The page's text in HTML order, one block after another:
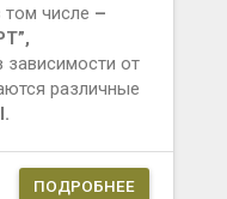
том числе –
зависимости от
различные
ПОДРОБНЕЕ